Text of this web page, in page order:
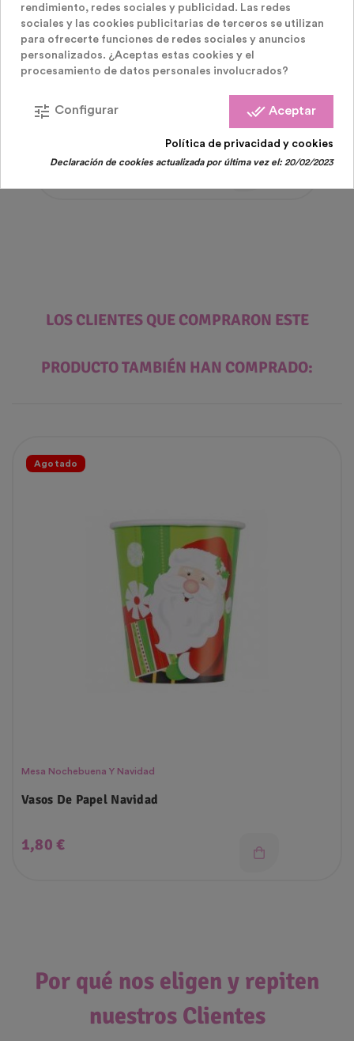
8 Platos Fiesta Emoticonos
Precio
2,90 €
LOS CLIENTES QUE COMPRARON ESTE
PRODUCTO TAMBIÉN HAN COMPRADO:
Agotado
Mesa Nochebuena Y Navidad
Vasos De Papel Navidad
Precio
1,80 €
Por qué nos eligen y repiten
nuestros Clientes
rendimiento, redes sociales y publicidad. Las redes
sociales y las cookies publicitarias de terceros se utilizan
para ofrecerte funciones de redes sociales y anuncios
personalizados. ¿Aceptas estas cookies y el
procesamiento de datos personales involucrados?
done_all Aceptar
tune Configurar
Política de privacidad y cookies
Declaración de cookies actualizada por última vez el:20/02/2023